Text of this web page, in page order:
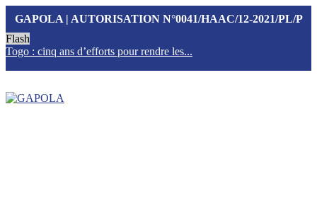
GAPOLA | AUTORISATION N°0041/HAAC/12-2021/PL/P
Flash
Togo : cinq ans d’efforts pour rendre les...